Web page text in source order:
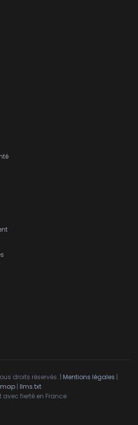
droits réservés. | Mentions légales |
| llms.txt
avec fierté en France